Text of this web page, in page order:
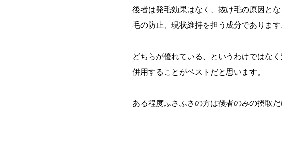
後者は発毛効果はなく、抜け毛の原因と
毛の防止、現状維持を担う成分であります
どちらが優れている、というわけではな
併用することがベストだと思います。
ある程度ふさふさの方は後者のみの摂取